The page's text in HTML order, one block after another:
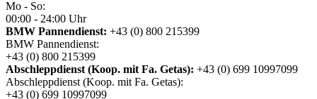
Mo - So:
00:00 - 24:00 Uhr
BMW Pannendienst: +43 (0) 800 215399
BMW Pannendienst:
+43 (0) 800 215399
Abschleppdienst (Koop. mit Fa. Getas): +43 (0) 699 10997099
Abschleppdienst (Koop. mit Fa. Getas):
+43 (0) 699 10997099